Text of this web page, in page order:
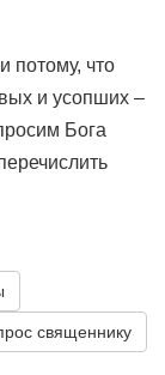
потому, что
и усопших –
Бога
священнику